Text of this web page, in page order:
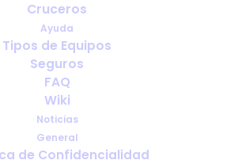
Cruceros
Ayuda
Tipos de Equipos
Seguros
FAQ
Wiki
Noticias
General
de Confidencialidad